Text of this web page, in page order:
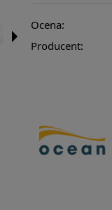
Ocena:
Producent: